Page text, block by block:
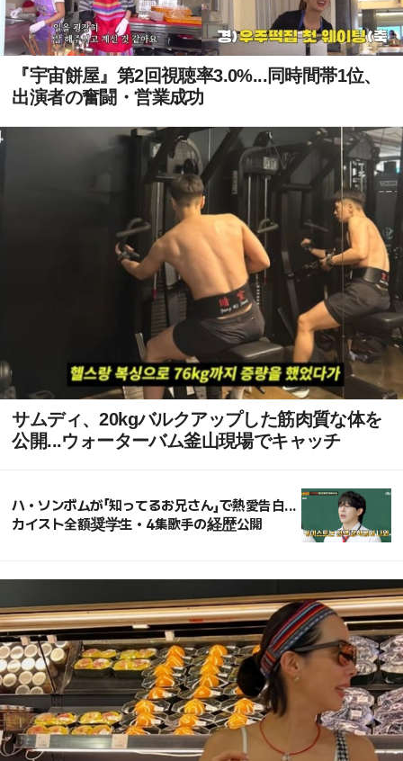
『宇宙餅屋』第2回視聴率3.0%...同時間帯1位、
出演者の奮闘・営業成功
サムディ、20kgバルクアップした筋肉質な体を
公開...ウォーターバム釜山現場でキャッチ
ハ・ソンボムが「知ってるお兄さん」で熱愛告白...
カイスト全額奨学生・4集歌手の経歴公開